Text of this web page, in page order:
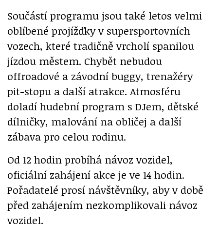
Součástí programu jsou také letos velmi
oblíbené projížďky v supersportovních
vozech, které tradičně vrcholí spanilou
jízdou městem. Chybět nebudou
offroadové a závodní buggy, trenažéry
pit-stopu a další atrakce. Atmosféru
doladí hudební program s DJem, dětské
dílničky, malování na obličej a další
zábava pro celou rodinu.
Od 12 hodin probíhá návoz vozidel,
oficiální zahájení akce je ve 14 hodin.
Pořadatelé prosí návštěvníky, aby v době
před zahájením nezkomplikovali návoz
vozidel.